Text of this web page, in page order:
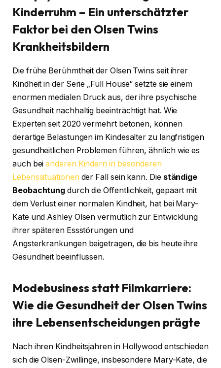
Kinderruhm – Ein unterschätzter
Faktor bei den Olsen Twins
Krankheitsbildern
Die frühe Berühmtheit der Olsen Twins seit ihrer
Kindheit in der Serie „Full House“ setzte sie einem
enormen medialen Druck aus, der ihre psychische
Gesundheit nachhaltig beeinträchtigt hat. Wie
Experten seit 2020 vermehrt betonen, können
derartige Belastungen im Kindesalter zu langfristigen
gesundheitlichen Problemen führen, ähnlich wie es
auch beianderen Kindern in besonderen
Lebenssituationen der Fall sein kann. Die ständige
Beobachtung durch die Öffentlichkeit, gepaart mit
dem Verlust einer normalen Kindheit, hat bei Mary-
Kate und Ashley Olsen vermutlich zur Entwicklung
ihrer späteren Essstörungen und
Angsterkrankungen beigetragen, die bis heute ihre
Gesundheit beeinflussen.
Modebusiness statt Filmkarriere:
Wie die Gesundheit der Olsen Twins
ihre Lebensentscheidungen prägte
Nach ihren Kindheitsjahren in Hollywood entschieden
sich die Olsen-Zwillinge, insbesondere Mary-Kate, die